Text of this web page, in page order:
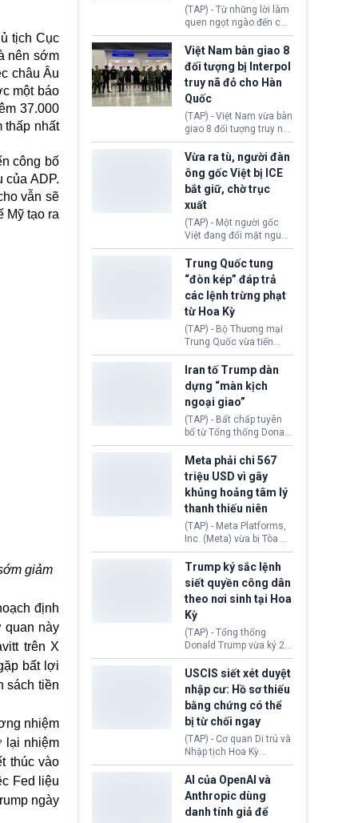
tịch Cục
nên sớm
châu Âu
một báo
37.000
thấp nhất
công bố
của ADP.
vẫn sẽ
Mỹ tạo ra
giảm
định
quan này
trên X
bất lợi
sách tiền
nhiệm
lại nhiệm
thúc vào
Fed liệu
ngày
(TAP) - Từ những lời làm
quen ngọt ngào đến các
“sàn vàng ảo”, bất động
sản trực tuyến cùng
đường dây đánh bạc quy
mô lớn, hai tổ chức tội
phạm xuyên quốc gia đã
dựng lên mạng lưới hoạt
động tại Việt Nam và
Lào, lôi kéo hàng nghìn
người tham gia, luân
chuyển dòng tiền qua
nhiều lớp tài khoản. Sau
hơn 2 tuần phối hợp truy
xét, lực lượng chức năng
hai nước đã bắt giữ 171
Việt Nam bàn giao 8
đối tượng bị Interpol
truy nã đỏ cho Hàn
Quốc
(TAP) - Việt Nam vừa bàn
giao 8 đối tượng truy nã
đỏ Interpol cho lực lượng
chức năng Hàn Quốc.
Nhóm này bị xác định
lừa đảo 619 nạn nhân,
chiếm đoạt hơn 17,7 tỷ
KRW.
Vừa ra tù, người đàn
ông gốc Việt bị ICE
bắt giữ, chờ trục
xuất
(TAP) - Một người gốc
Việt đang đối mặt nguy
cơ bị trục xuất khỏi Hoa
Kỳ sau khi đã chấp hành
xong bản án liên quan
đến tội ác từ hơn 30
năm trước tại California.
Trung Quốc tung
“đòn kép” đáp trả
các lệnh trừng phạt
từ Hoa Kỳ
(TAP) - Bộ Thương mại
Trung Quốc vừa tiến
hành áp đặt lệnh trừng
phạt lên hàng loạt thực
thể và siết chặt kiểm
soát xuất khẩu máy bay
không người lái (UAV)
sang Hoa Kỳ. Động thái
này nhằm đáp trả các
biện pháp hạn chế
thương mại, áp thuế mới
cùng lệnh cấm công
nghệ gần đây từ phía
Washington.
Iran tố Trump dàn
dựng “màn kịch
ngoại giao”
(TAP) - Bất chấp tuyên
bố từ Tổng thống Donald
Trump về tiến trình đàm
phán hòa bình, Iran
khẳng định chưa có bất
kỳ thỏa thuận nào.
Tehran cho rằng, Hoa Kỳ
chỉ đang dàn dựng “màn
kịch ngoại giao” để xoa
dịu căng thẳng.
Meta phải chi 567
triệu USD vì gây
khủng hoảng tâm lý
thanh thiếu niên
(TAP) - Meta Platforms,
Inc. (Meta) vừa bị Tòa án
bang New Mexico yêu
cầu đóng góp 567 triệu
USD vào một quỹ khắc
phục hậu quả. Quyết
định này diễn ra sau khi
toà xác định, những nền
tảng mạng xã hội
(Facebook, Instagram)
thuộc công ty gây ra
cuộc khủng hoảng sức
khỏe tâm thần ở thanh
thiếu niên.
Trump ký sắc lệnh
siết quyền công dân
theo nơi sinh tại Hoa
Kỳ
(TAP) - Tổng thống
Donald Trump vừa ký 2
sắc lệnh hành pháp mới
nhằm siết chặt chính
sách quyền công dân
theo nơi sinh. Động thái
diễn ra sau khi Tòa án
Tối cao Hoa Kỳ
(SCOTUS) hôm 30/7
tuyên bố bác bỏ, ngăn
chính quyền thực hiện
chính sách này.
USCIS siết xét duyệt
nhập cư: Hồ sơ thiếu
bằng chứng có thể
bị từ chối ngay
(TAP) - Cơ quan Di trú và
Nhập tịch Hoa Kỳ
(USCIS) vừa thay đổi quy
trình xét duyệt hồ sơ
nhập cư, trao quyền cho
viên chức từ chối ngay
những đơn không chứng
AI của OpenAI và
Anthropic dùng
danh tính giả để